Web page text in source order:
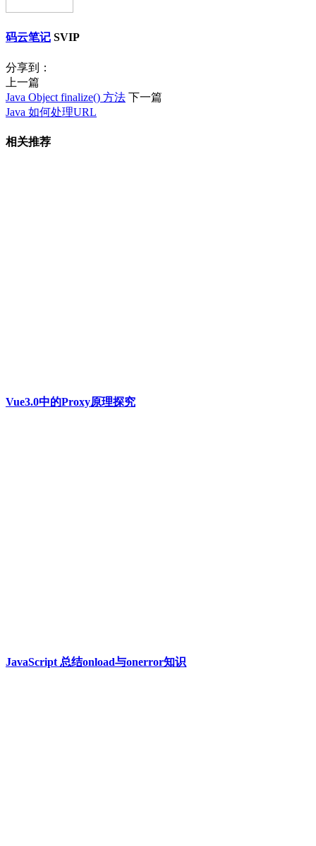
码云笔记 SVIP
分享到：
上一篇
Java Object finalize() 方法 下一篇
Java 如何处理URL
相关推荐
Vue3.0中的Proxy原理探究
JavaScript 总结onload与onerror知识